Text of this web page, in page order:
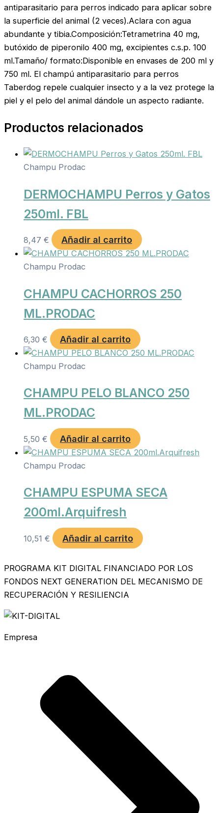
antiparasitario para perros indicado para aplicar sobre
la superficie del animal (2 veces).Aclara con agua
abundante y tibia.Composición:Tetrametrina 40 mg,
butóxido de piperonilo 400 mg, excipientes c.s.p. 100
ml.Tamaño/ formato:Disponible en envases de 200 ml y
750 ml. El champú antiparasitario para perros
Taberdog repele cualquier insecto y a la vez protege la
piel y el pelo del animal dándole un aspecto radiante.
Productos relacionados
Champu Prodac
DERMOCHAMPU Perros y Gatos
250ml. FBL
8,47 € Añadir al carrito
Champu Prodac
CHAMPU CACHORROS 250
ML.PRODAC
6,30 € Añadir al carrito
Champu Prodac
CHAMPU PELO BLANCO 250
ML.PRODAC
5,50 € Añadir al carrito
Champu Prodac
CHAMPU ESPUMA SECA
200ml.Arquifresh
10,51 € Añadir al carrito
PROGRAMA KIT DIGITAL FINANCIADO POR LOS
FONDOS NEXT GENERATION DEL MECANISMO DE
RECUPERACIÓN Y RESILIENCIA
Empresa